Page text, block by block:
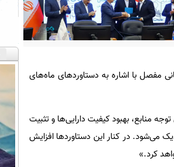
مفصل با اشاره به دستاوردهای ماه‌های
رشد قابل توجه منابع، بهبود کیفیت دارایی‌ها و تثبیت
می‌شود. در کنار این دستاوردها افزایش
کرد.»